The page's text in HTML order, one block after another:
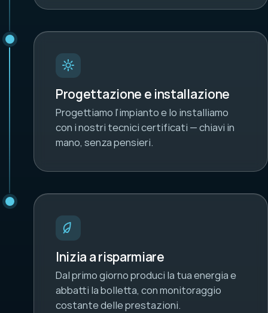
Progettazione e installazione
Progettiamo l’impianto e lo installiamo
con i nostri tecnici certificati — chiavi in
mano, senza pensieri.
Inizia a risparmiare
Dal primo giorno produci la tua energia e
abbatti la bolletta, con monitoraggio
costante delle prestazioni.